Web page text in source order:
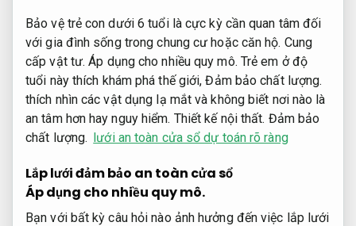
Bảo vệ trẻ con dưới 6 tuổi là cực kỳ cần quan tâm đối
với gia đình sống trong chung cư hoặc căn hộ. Cung
cấp vật tư. Áp dụng cho nhiều quy mô. Trẻ em ở độ
tuổi này thích khám phá thế giới,Đảm bảo chất lượng.
thích nhìn các vật dụng lạ mắt và không biết nơi nào là
an tâm hơn hay nguy hiểm. Thiết kế nội thất. Đảm bảo
chất lượng. lưới an toàn cửa sổ dự toán rõ ràng
Lắp lưới đảm bảo an toàn cửa sổ
Áp dụng cho nhiều quy mô.
Bạn với bất kỳ câu hỏi nào ảnh hưởng đến việc lắp lưới